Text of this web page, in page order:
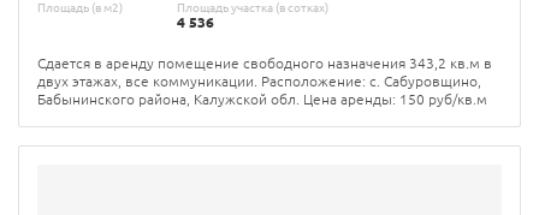
Площадь (в м2) Площадь участка (в сотках)
4 536
Сдается в аренду помещение свободного назначения 343,2 кв.м в
двух этажах, все коммуникации. Расположение: с. Сабуровщино,
Бабынинского района, Калужской обл. Цена аренды: 150 руб/кв.м